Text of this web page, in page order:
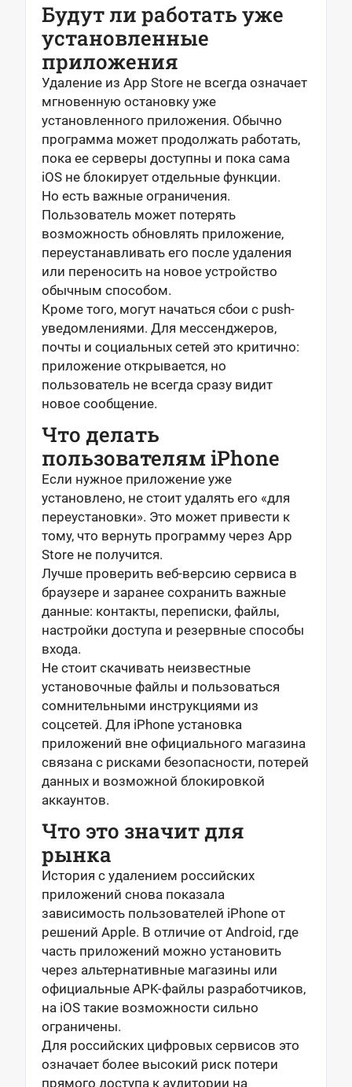
Будут ли работать уже
установленные
приложения
Удаление из App Store не всегда означает
мгновенную остановку уже
установленного приложения. Обычно
программа может продолжать работать,
пока ее серверы доступны и пока сама
iOS не блокирует отдельные функции.
Но есть важные ограничения.
Пользователь может потерять
возможность обновлять приложение,
переустанавливать его после удаления
или переносить на новое устройство
обычным способом.
Кроме того, могут начаться сбои с push-
уведомлениями. Для мессенджеров,
почты и социальных сетей это критично:
приложение открывается, но
пользователь не всегда сразу видит
новое сообщение.
Что делать
пользователям iPhone
Если нужное приложение уже
установлено, не стоит удалять его «для
переустановки». Это может привести к
тому, что вернуть программу через App
Store не получится.
Лучше проверить веб-версию сервиса в
браузере и заранее сохранить важные
данные: контакты, переписки, файлы,
настройки доступа и резервные способы
входа.
Не стоит скачивать неизвестные
установочные файлы и пользоваться
сомнительными инструкциями из
соцсетей. Для iPhone установка
приложений вне официального магазина
связана с рисками безопасности, потерей
данных и возможной блокировкой
аккаунтов.
Что это значит для
рынка
История с удалением российских
приложений снова показала
зависимость пользователей iPhone от
решений Apple. В отличие от Android, где
часть приложений можно установить
через альтернативные магазины или
официальные APK-файлы разработчиков,
на iOS такие возможности сильно
ограничены.
Для российских цифровых сервисов это
означает более высокий риск потери
прямого доступа к аудитории на